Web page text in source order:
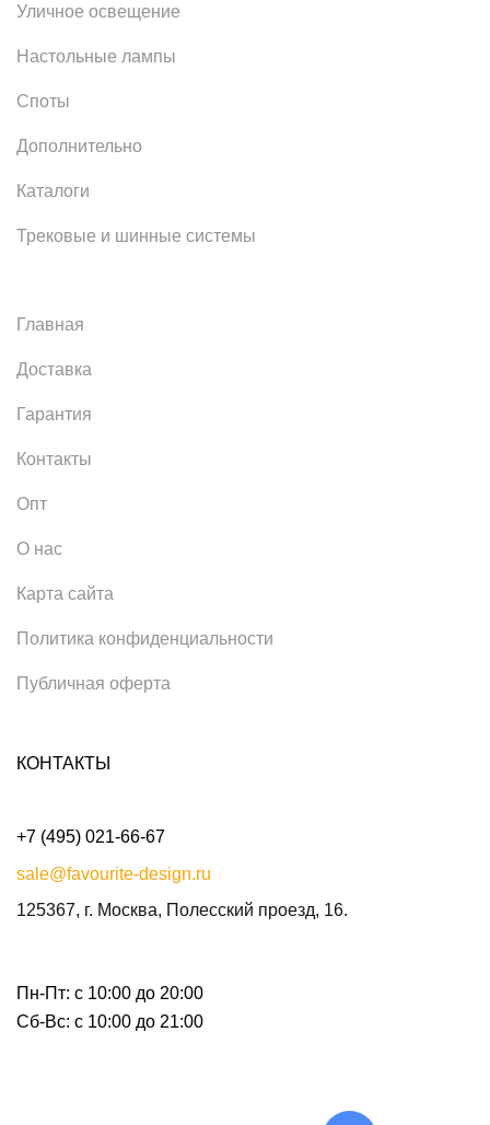
Уличное освещение
Настольные лампы
Споты
Дополнительно
Каталоги
Трековые и шинные системы
Главная
Доставка
Гарантия
Контакты
Опт
О нас
Карта сайта
Политика конфиденциальности
Публичная оферта
КОНТАКТЫ
+7 (495) 021-66-67
sale@favourite-design.ru
125367, г. Москва, Полесский проезд, 16.
Пн-Пт: с 10:00 до 20:00
Сб-Вс: с 10:00 до 21:00